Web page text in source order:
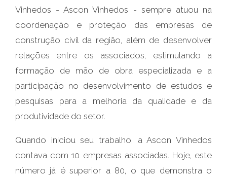
Vinhedos - Ascon Vinhedos - sempre atuou na
coordenação e proteção das empresas de
construção civil da região, além de desenvolver
relações entre os associados, estimulando a
formação de mão de obra especializada e a
participação no desenvolvimento de estudos e
pesquisas para a melhoria da qualidade e da
produtividade do setor.
Quando iniciou seu trabalho, a Ascon Vinhedos
contava com 10 empresas associadas. Hoje, este
número já é superior a 80, o que demonstra o